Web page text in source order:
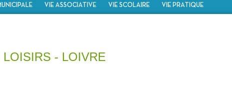
VIE ASSOCIATIVE VIE SCOLAIRE VIE PRATIQUE
- LOIVRE